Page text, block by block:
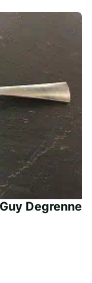
Degrenne